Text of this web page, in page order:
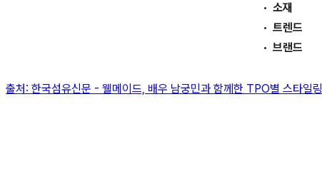
소재
트렌드
브랜드
출처: 한국섬유신문 - 웰메이드, 배우 남궁민과 함께한 TPO별 스타일링